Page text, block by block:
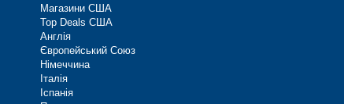
Магазини США
Top Deals США
Англія
Європейський Союз
Німеччина
Італія
Іспанія